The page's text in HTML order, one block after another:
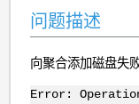
问题描述
向聚合添加磁盘失败
Error: